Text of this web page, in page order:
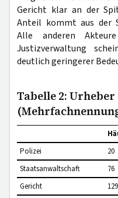
Gericht klar an der
Anteil kommt aus der
Alle anderen
Justizverwaltung
deutlich geringerer
Tabelle 2:
Polizei
20
Staatsanwaltschaft
76
Gericht
129